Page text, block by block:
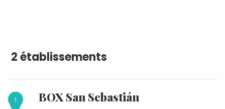
2 établissements
BOX San Sebastián